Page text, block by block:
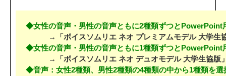
◆女性の音声・男性の音声ともに2種類ずつとPowerPoint
→「ボイスソムリエ ネオ プレミアムモデル 大学生
◆女性の音声・男性の音声ともに1種類ずつとPowerPoint
→「ボイスソムリエ ネオ デュオモデル 大学生協版
◆音声：女性2種類、男性2種類の4種類の中から1種類を選